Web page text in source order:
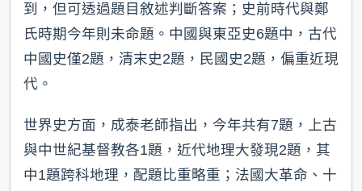
到，但可透過題目敘述判斷答案；史前時代與鄭
氏時期今年則未命題。中國與東亞史6題中，古代
中國史僅2題，清末史2題，民國史2題，偏重近現
代。
世界史方面，成泰老師指出，今年共有7題，上古
與中世紀基督教各1題，近代地理大發現2題，其
中1題跨科地理，配題比重略重；法國大革命、十